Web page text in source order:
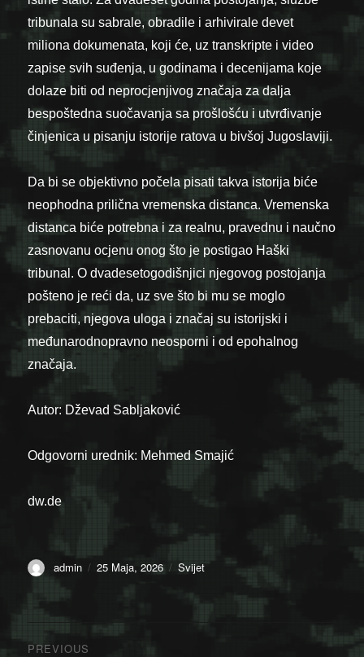
tribunala su sabrale, obradile i arhivirale devet
miliona dokumenata, koji će, uz transkripte i video
zapise svih suđenja, u godinama i decenijama koje
dolaze biti od neprocjenjivog značaja za dalja
bespoštedna suočavanja sa prošlošću i utvrđivanje
činjenica u pisanju istorije ratova u bivšoj Jugoslaviji.
Da bi se objektivno počela pisati takva istorija biće
neophodna prilična vremenska distanca. Vremenska
distanca biće potrebna i za realnu, pravednu i naučno
zasnovanu ocjenu onog što je postigao Haški
tribunal. O dvadesetogodišnjici njegovog postojanja
pošteno je reći da, uz sve što bi mu se moglo
prebaciti, njegova uloga i značaj su istorijski i
međunarodnopravno neosporni i od epohalnog
značaja.
Autor: Dževad Sabljaković
Odgovorni urednik: Mehmed Smajić
dw.de
Author
admin
Posted
25 Maja, 2026 Categories
Svijet
Navigacija
PREVIOUS